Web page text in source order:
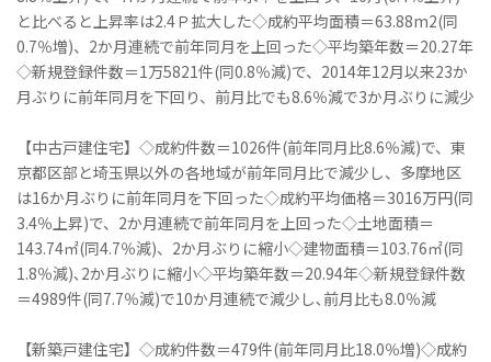
と比べると上昇率は2.4Ｐ拡大した◇成約平均面積＝63.88m2(同
0.7％増)、2か月連続で前年同月を上回った◇平均築年数＝20.27年
◇新規登録件数＝1万5821件(同0.8％減)で、2014年12月以来23か
月ぶりに前年同月を下回り、前月比でも8.6％減で3か月ぶりに減少
【中古戸建住宅】◇成約件数＝1026件(前年同月比8.6％減)で、東
京都区部と埼玉県以外の各地域が前年同月比で減少し、多摩地区
は16か月ぶりに前年同月を下回った◇成約平均価格＝3016万円(同
3.4％上昇)で、2か月連続で前年同月を上回った◇土地面積＝
143.74㎡(同4.7％減)、2か月ぶりに縮小◇建物面積＝103.76㎡(同
1.8％減)､2か月ぶりに縮小◇平均築年数＝20.94年◇新規登録件数
＝4989件(同7.7％減)で10か月連続で減少し､前月比も8.0％減
【新築戸建住宅】◇成約件数＝479件(前年同月比18.0％増)◇成約